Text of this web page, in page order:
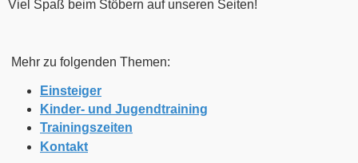
Viel Spaß beim Stöbern auf unseren Seiten!
Mehr zu folgenden Themen:
Einsteiger
Kinder- und Jugendtraining
Trainingszeiten
Kontakt